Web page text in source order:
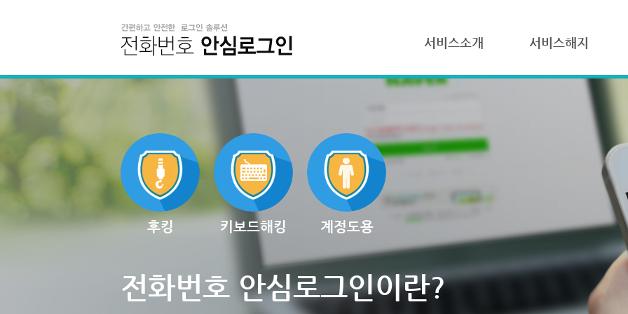
서비스소개 서비스해지
후킹 키보드해킹 계정도용
전화번호 안심로그인이란?